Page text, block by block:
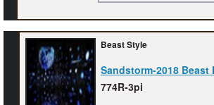
Beast Style
Sandstorm-2018 Beast
774R-3pi